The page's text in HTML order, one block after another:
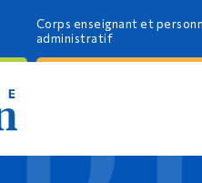
Corps enseignant et
administratif